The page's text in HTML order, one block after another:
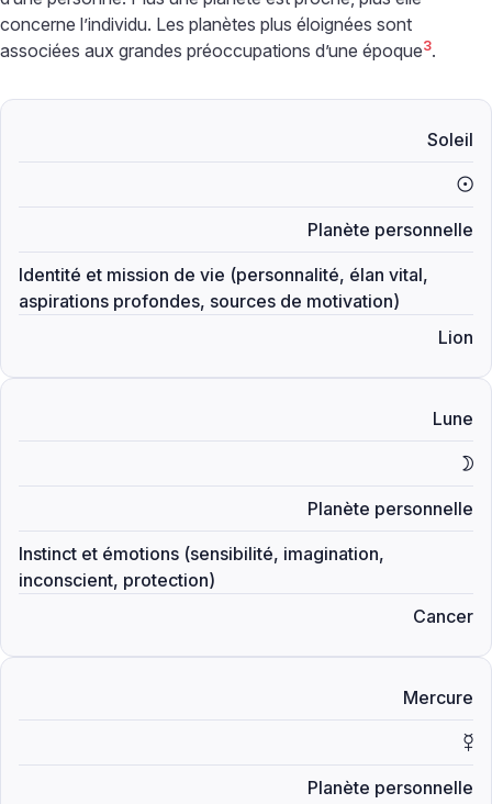
concerne l’individu. Les planètes plus éloignées sont
associées aux grandes préoccupations d’une époque3.
Soleil
Q
Planète personnelle
Identité et mission de vie (personnalité, élan vital,
aspirations profondes, sources de motivation)
Lion
Lune
R
Planète personnelle
Instinct et émotions (sensibilité, imagination,
inconscient, protection)
Cancer
Mercure
S
Planète personnelle